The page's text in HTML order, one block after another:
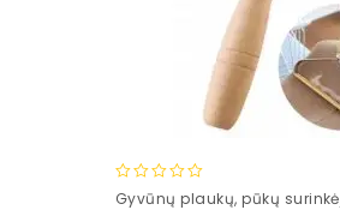
0
Gyvūnų plaukų, pūkų